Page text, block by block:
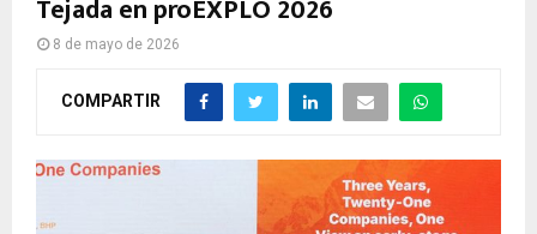
Tejada en proEXPLO 2026
8 de mayo de 2026
COMPARTIR